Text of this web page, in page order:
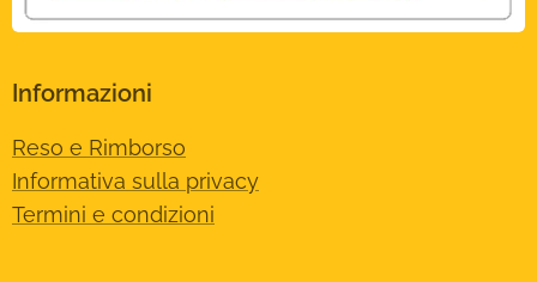
Informazioni
Reso e Rimborso
Informativa sulla privacy
Termini e condizioni